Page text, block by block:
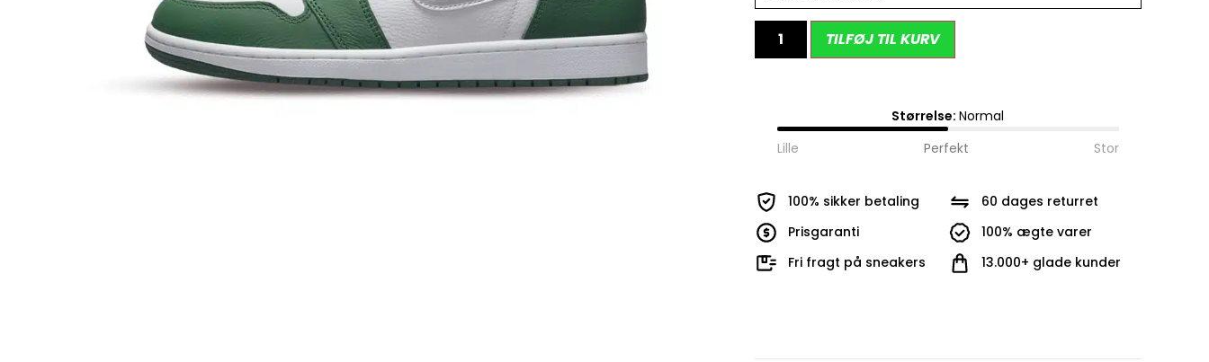
TILFØJ TIL KURV
Størrelse:Normal
Lille
Perfekt Stor
100% sikker betaling
Prisgaranti
Fri fragt på sneakers
60 dages returret
100% ægte varer
13.000+ glade kunder